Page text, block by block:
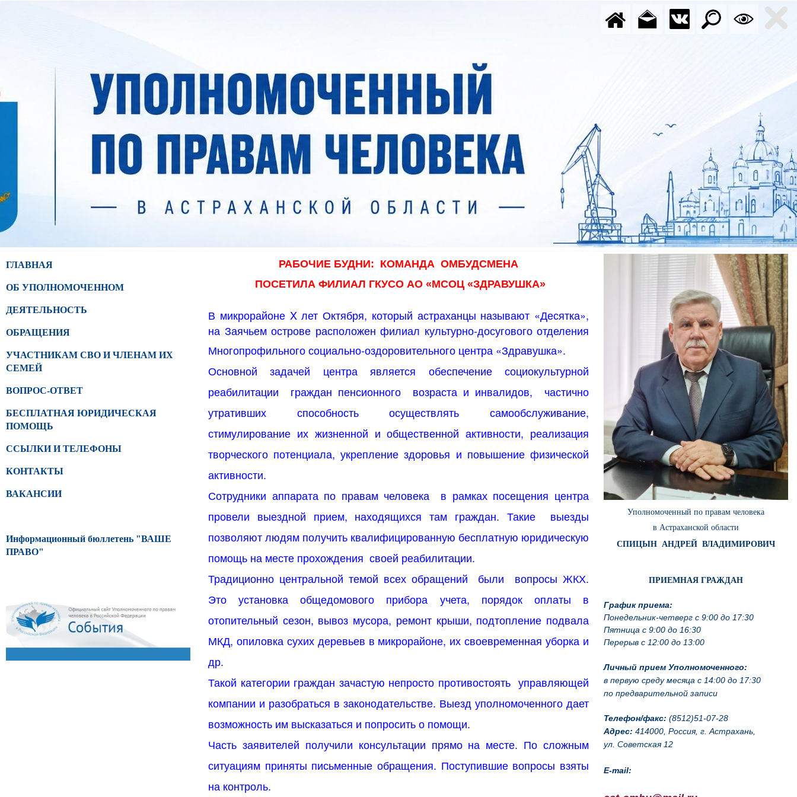
ГЛАВНАЯ
ОБ УПОЛНОМОЧЕННОМ
ДЕЯТЕЛЬНОСТЬ
ОБРАЩЕНИЯ
УЧАСТНИКАМ СВО И ЧЛЕНАМ ИХ
СЕМЕЙ
ВОПРОС-ОТВЕТ
БЕСПЛАТНАЯ ЮРИДИЧЕСКАЯ
ПОМОЩЬ
ССЫЛКИ И ТЕЛЕФОНЫ
КОНТАКТЫ
ВАКАНСИИ
Информационный бюллетень "ВАШЕ
ПРАВО"
Уполномоченный по правам человека
в Астраханской области
СПИЦЫН АНДРЕЙ ВЛАДИМИРОВИЧ
ПРИЕМНАЯ ГРАЖДАН
График приема:
Понедельник-четверг с 9:00 до 17:30
Пятница с 9:00 до 16:30
Перерыв с 12:00 до 13:00
Личный прием Уполномоченного:
в первую среду месяца с 14:00 до 17:30
по предварительной записи
Телефон/факс: (8512)51-07-28
Адрес: 414000, Россия, г. Астрахань,
ул. Советская 12
E-mail:
РАБОЧИЕ БУДНИ: КОМАНДА ОМБУДСМЕНА
ПОСЕТИЛА ФИЛИАЛ ГКУСО АО «МСОЦ «ЗДРАВУШКА»
В микрорайоне X лет Октября, который астраханцы называют «Десятка»,
на Заячьем острове расположен филиал культурно-досугового отделения
Многопрофильного социально-оздоровительного центра «Здравушка».
Основной задачей центра является обеспечение социокультурной
реабилитации
граждан пенсионного возраста и инвалидов,
частично
утративших способность осуществлять самообслуживание,
стимулирование их жизненной и общественной активности, реализация
творческого потенциала, укрепление здоровья и повышение физической
активности.
Сотрудники аппарата по правам человека
в рамках посещения центра
провели выездной прием, находящихся там граждан. Такие
выезды
позволяют людям получить квалифицированную бесплатную юридическую
помощь на месте прохождения своей реабилитации.
Традиционно центральной темой всех обращений
были
вопросы ЖКХ.
Это установка общедомового прибора учета, порядок оплаты в
отопительный сезон, вывоз мусора, ремонт крыши, подтопление подвала
МКД, опиловка сухих деревьев в микрорайоне, их своевременная уборка и
др.
Такой категории граждан зачастую непросто противостоять управляющей
компании и разобраться в законодательстве. Выезд уполномоченного дает
возможность им высказаться и попросить о помощи.
Часть заявителей получили консультации прямо на месте. По сложным
ситуациям приняты письменные обращения. Поступившие вопросы взяты
на контроль.